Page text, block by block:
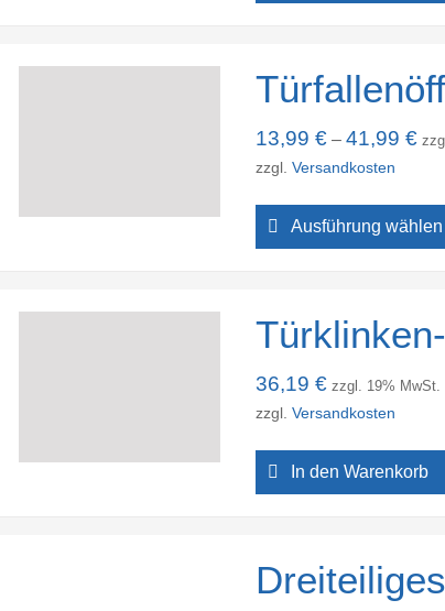
13,99 €– 41,99 €
zzgl. Versandkosten
Ausführung wählen
36,19 € zzgl. 19% MwSt.
zzgl. Versandkosten
In den Warenkorb